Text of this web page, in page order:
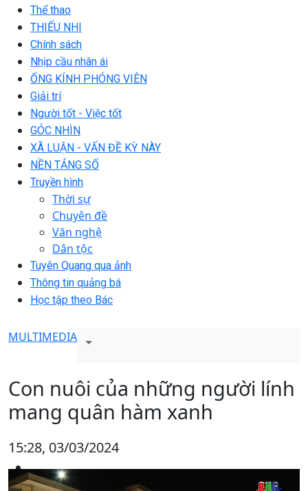
Thể thao
THIẾU NHI
Chính sách
Nhịp cầu nhân ái
ỐNG KÍNH PHÓNG VIÊN
Giải trí
Người tốt - Việc tốt
GÓC NHÌN
XÃ LUẬN - VẤN ĐỀ KỲ NÀY
NỀN TẢNG SỐ
Truyền hình
Thời sự
Chuyên đề
Văn nghệ
Dân tộc
Tuyên Quang qua ảnh
Thông tin quảng bá
Học tập theo Bác
MULTIMEDIA
Con nuôi của những người lính
mang quân hàm xanh
15:28, 03/03/2024